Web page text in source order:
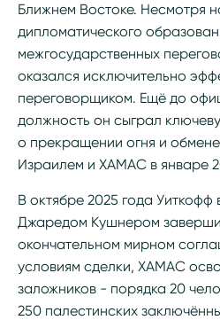
Ближнем Востоке. Несмотря
дипломатического
межгосударственных
оказался исключительно
переговорщиком. Ещё до
должность он сыграл
о прекращении огня и
Израилем и ХАМАС в январе
В октябре 2025 года Уиткофф
Джаредом Кушнером
окончательном мирном
условиям сделки, ХАМАС
заложников - порядка 20
250 палестинских